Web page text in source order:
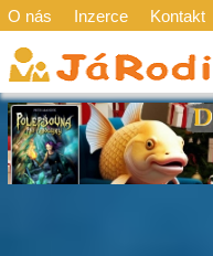
O nás Inzerce Kontakt